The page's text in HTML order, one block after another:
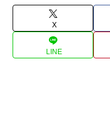
X
LINE